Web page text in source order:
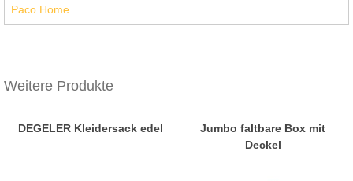
Paco Home
Weitere Produkte
DEGELER Kleidersack edel
Jumbo faltbare Box mit
Deckel